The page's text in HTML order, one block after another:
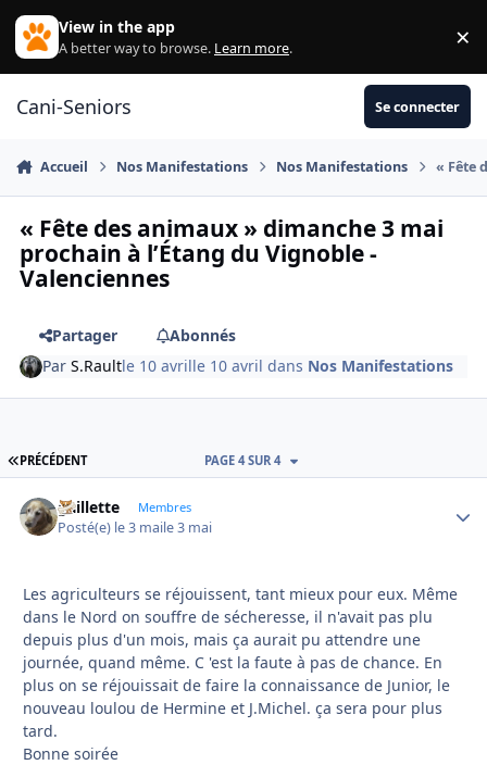
Aller au contenu
View in the app
A better way to browse. Learn more. ×
Cani-Seniors Se connecter
Accueil Nos Manifestations Nos Manifestations « Fête
« Fête des animaux » dimanche 3 mai
prochain à l’Étang du Vignoble -
Valenciennes
Partager
Abonnés
ParS.Raultle 10 avrille 10 avril dans Nos Manifestations
PREMIÈRE PAGE
PRÉCÉDENT PAGE 4 SUR 4
gaillette Membres
Posté(e) le 3 maile 3 mai
Les agriculteurs se réjouissent, tant mieux pour eux. Même
dans le Nord on souffre de sécheresse, il n'avait pas plu
depuis plus d'un mois, mais ça aurait pu attendre une
journée, quand même. C 'est la faute à pas de chance. En
plus on se réjouissait de faire la connaissance de Junior, le
nouveau loulou de Hermine et J.Michel. ça sera pour plus
tard.
Bonne soirée